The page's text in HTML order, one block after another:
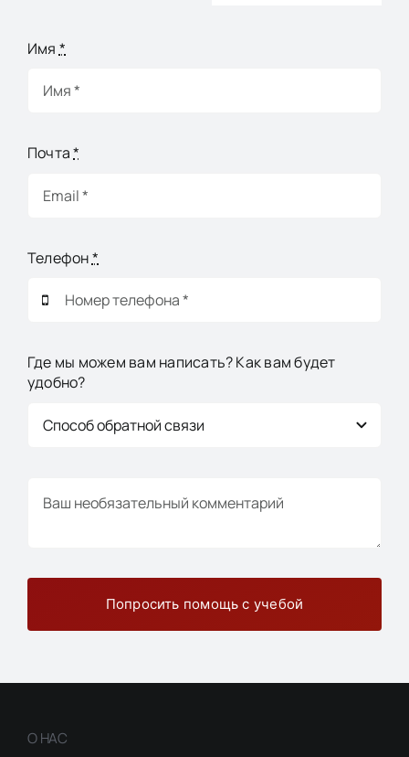
Имя *
Почта*
Телефон*
Где мы можем вам написать? Как вам будет
удобно?
Попросить помощь с учебой
О НАС